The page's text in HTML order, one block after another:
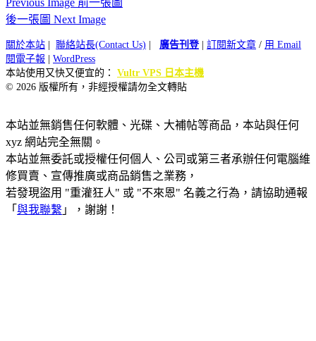
Previous Image 前一張圖
後一張圖 Next Image
關於本站 聯絡站長(Contact Us) 廣告刊登| 訂閱新文章 / 用 Email
閱電子報
WordPress
本站使用又快又便宜的： Vultr VPS 日本主機
© 2026 版權所有，非經授權請勿全文轉貼
本站並無銷售任何軟體、光碟、大補帖等商品，本站與任何
xyz 網站完全無關。
本站並無委託或授權任何個人、公司或第三者承辦任何電腦維
修買賣、宣傳推廣或商品銷售之業務，
若發現盜用 "重灌狂人" 或 "不來恩" 名義之行為，請協助通報
「 與我聯繫 」，謝謝！